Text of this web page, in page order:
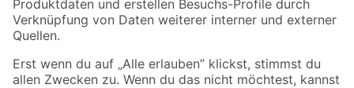
Sicher einkaufen